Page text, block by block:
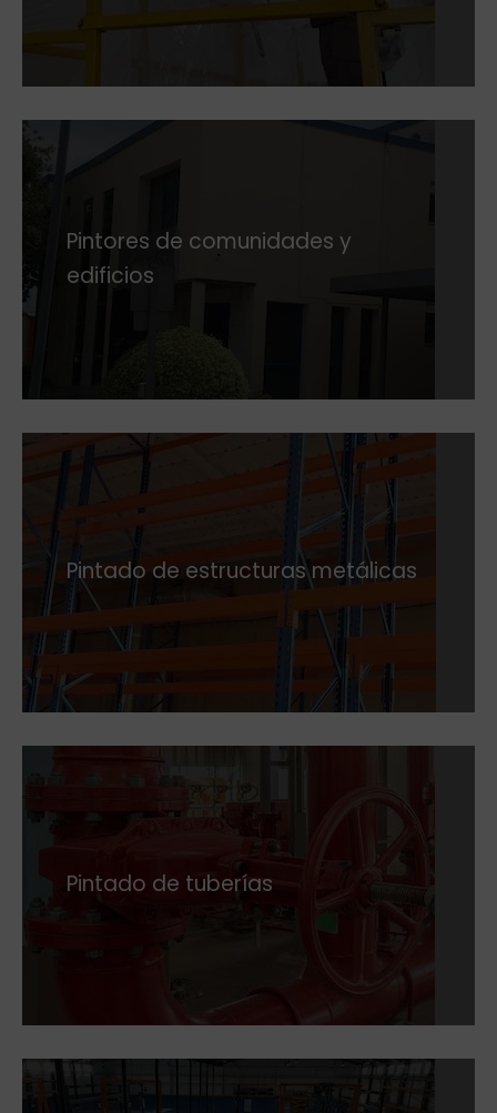
Pintores de comunidades y
edificios
Pintado de estructuras metálicas
Pintado de tuberías